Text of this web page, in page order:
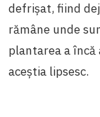
defrișat, fiind
rămâne unde
plantarea a
aceștia lipsesc.